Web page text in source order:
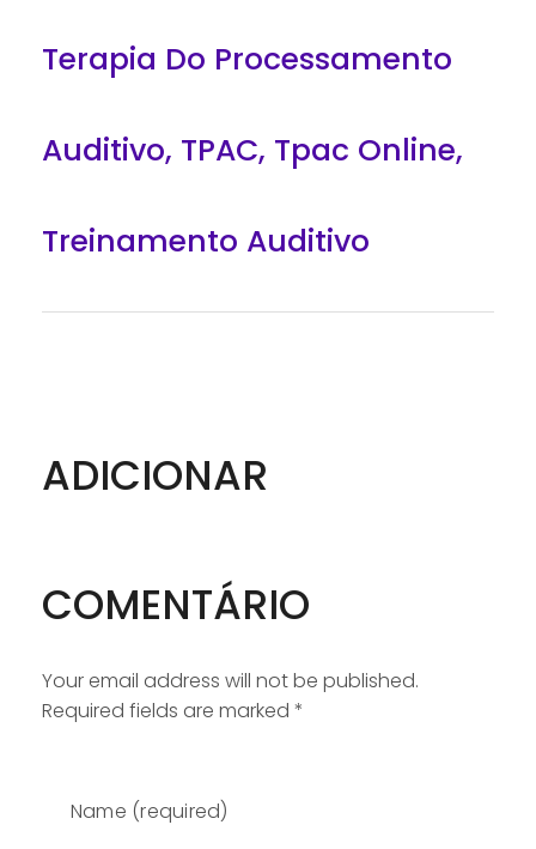
Terapia Do Processamento
Auditivo, TPAC, Tpac Online,
Treinamento Auditivo
ADICIONAR
COMENTÁRIO
Your email address will not be published.
Required fields are marked *